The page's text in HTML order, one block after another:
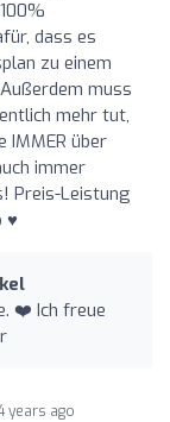
dass es
zu einem
muss
mehr tut,
IMMER über
immer
Preis-Leistung
♥️
❤️ Ich freue
years ago